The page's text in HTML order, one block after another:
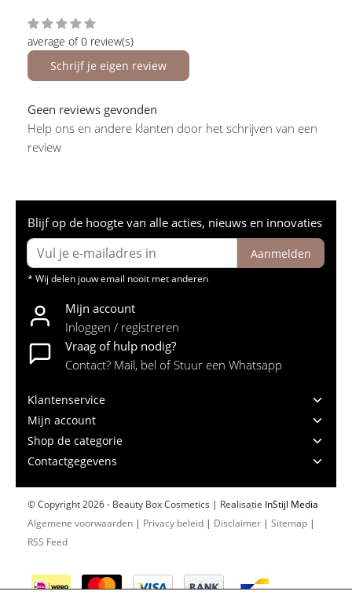
average of 0 review(s)
Schrijf je eigen review
Geen reviews gevonden
Help ons en andere klanten door het schrijven van een
review
Blijf op de hoogte van alle acties, nieuws en innovaties
Aanmelden
* Wij delen jouw email nooit met anderen
Mijn account
Inloggen / registreren
Vraag of hulp nodig?
Contact? Mail, bel of Stuur een Whatsapp
Klantenservice
Mijn account
Shop de categorie
Contactgegevens
© Copyright 2026 - Beauty Box Cosmetics | Realisatie InStijl Media
Algemene voorwaarden | Privacy beleid | Disclaimer | Sitemap |
RSS Feed